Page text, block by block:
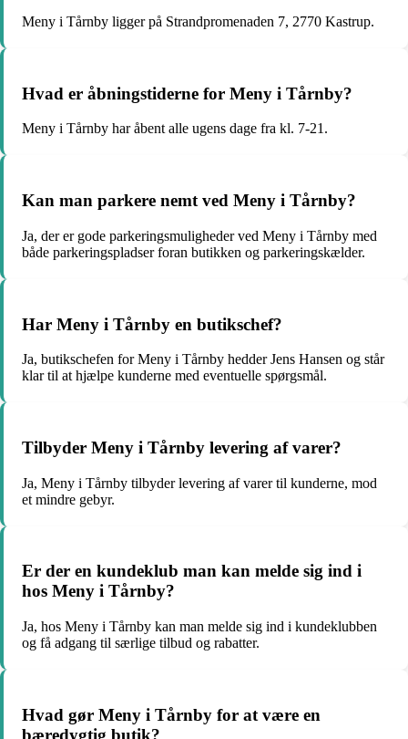
Meny i Tårnby ligger på Strandpromenaden 7, 2770 Kastrup.
Hvad er åbningstiderne for Meny i Tårnby?
Meny i Tårnby har åbent alle ugens dage fra kl. 7-21.
Kan man parkere nemt ved Meny i Tårnby?
Ja, der er gode parkeringsmuligheder ved Meny i Tårnby med
både parkeringspladser foran butikken og parkeringskælder.
Har Meny i Tårnby en butikschef?
Ja, butikschefen for Meny i Tårnby hedder Jens Hansen og står
klar til at hjælpe kunderne med eventuelle spørgsmål.
Tilbyder Meny i Tårnby levering af varer?
Ja, Meny i Tårnby tilbyder levering af varer til kunderne, mod
et mindre gebyr.
Er der en kundeklub man kan melde sig ind i
hos Meny i Tårnby?
Ja, hos Meny i Tårnby kan man melde sig ind i kundeklubben
og få adgang til særlige tilbud og rabatter.
Hvad gør Meny i Tårnby for at være en
bæredygtig butik?